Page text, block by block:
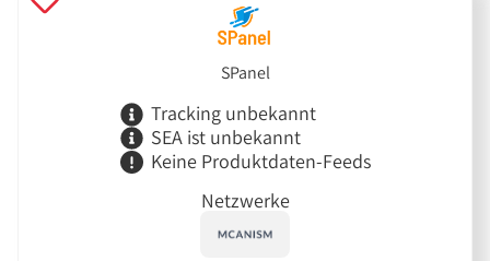
SPanel
Tracking unbekannt
SEA ist unbekannt
Keine Produktdaten-Feeds
Netzwerke